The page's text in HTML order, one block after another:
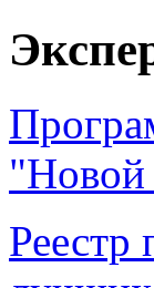
"Новой
Реестр